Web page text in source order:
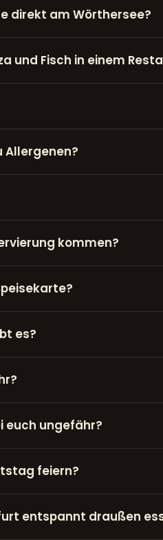
direkt am Wörthersee?
und Fisch in einem
Allergenen?
kommen?
es?
euch ungefähr?
feiern?
entspannt draußen